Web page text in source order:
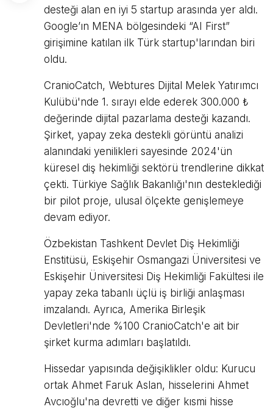
desteği alan en iyi 5 startup arasında yer aldı.
Google’ın MENA bölgesindeki “AI First”
girişimine katılan ilk Türk startup'larından biri
oldu.
CranioCatch, Webtures Dijital Melek Yatırımcı
Kulübü'nde 1. sırayı elde ederek 300.000 ₺
değerinde dijital pazarlama desteği kazandı.
Şirket, yapay zeka destekli görüntü analizi
alanındaki yenilikleri sayesinde 2024'ün
küresel diş hekimliği sektörü trendlerine dikkat
çekti. Türkiye Sağlık Bakanlığı'nın desteklediği
bir pilot proje, ulusal ölçekte genişlemeye
devam ediyor.
Özbekistan Tashkent Devlet Diş Hekimliği
Enstitüsü, Eskişehir Osmangazi Üniversitesi ve
Eskişehir Üniversitesi Diş Hekimliği Fakültesi ile
yapay zeka tabanlı üçlü iş birliği anlaşması
imzalandı. Ayrıca, Amerika Birleşik
Devletleri'nde %100 CranioCatch'e ait bir
şirket kurma adımları başlatıldı.
Hissedar yapısında değişiklikler oldu: Kurucu
ortak Ahmet Faruk Aslan, hisselerini Ahmet
Avcıoğlu'na devretti ve diğer kısmi hisse